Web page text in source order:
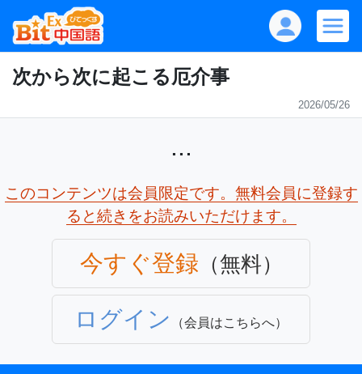
次から次に起こる厄介事
2026/05/26
...
このコンテンツは会員限定です。無料会員に登録す
ると続きをお読みいただけます。
今すぐ登録 （無料）
ログイン （会員はこちらへ）